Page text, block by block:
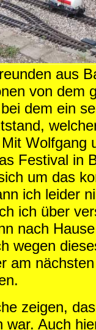
aus
von dem
dem ein
Wolfgang
Festival in
um das
ich leider
ich über
nach
wegen
am
zeigen,
war. Auch